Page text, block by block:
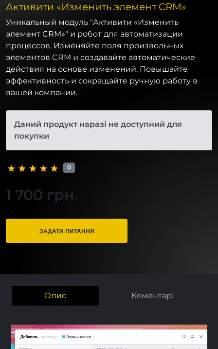
Активити «Изменить элемент CRM»
Уникальный модуль "Активити «Изменить
элемент CRM»" и робот для автоматизации
процессов. Изменяйте поля произвольных
элементов CRM и создавайте автоматические
действия на основе изменений. Повышайте
эффективность и сокращайте ручную работу в
вашей компании.
Даний продукт наразі не доступний для
покупки
0
1 700 грн.
ЗАДАТИ ПИТАННЯ
Опис Коментарі